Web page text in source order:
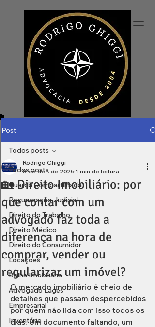
Post
Todos posts
Guarda Compartilhada
Recuperação Judicial
Direito do Trabalho
Direito Médico
Direito do Consumidor
Locações
Bolha Imobiliária
Advogado Lages
Empresarial
Inventário
Todos posts
🏡 Direito Imobiliário: por
que contar com um
advogado faz toda a
diferença na hora de
comprar, vender ou
regularizar um imóvel?
Rodrigo Ghiggi
8 de dez. de 2025 1 min de leitura
O mercado imobiliário é cheio de
detalhes que passam despercebidos
por quem não lida com isso todos os
dias. Um documento faltando, um